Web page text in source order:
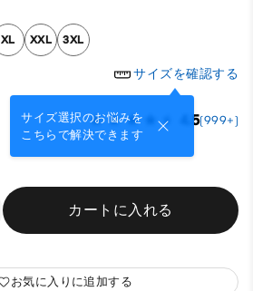
XL XXL 3XL
サイズを確認する
サイズ選択のお悩みを
こちらで解決できます
4.5(999+)
カートに入れる
お気に入りに追加する